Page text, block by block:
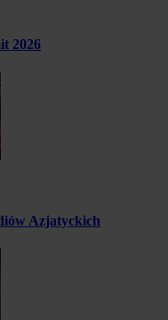
2026
Azjatyckich